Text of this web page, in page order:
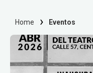
Home Eventos